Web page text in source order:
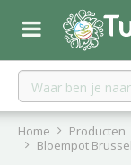
r
Home Producten
Bloempot